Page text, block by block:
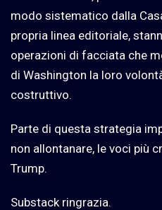
modo sistematico dalla
propria linea editoriale,
operazioni di facciata che
di Washington la loro
costruttivo.
Parte di questa strategia
non allontanare, le voci più
Trump.
Substack ringrazia.